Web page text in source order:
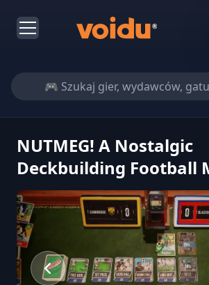
NUTMEG! A Nostalgic
Deckbuilding Football